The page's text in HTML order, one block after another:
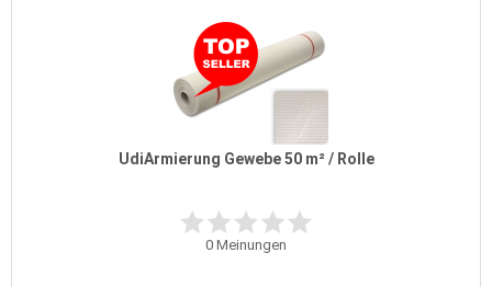
UdiArmierung Gewebe 50 m² / Rolle
0 Meinungen